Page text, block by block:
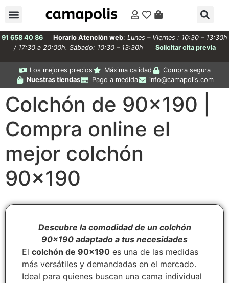
91 658 40 86 Horario Atención web: Lunes – Viernes : 10:30 – 13:30h
/ 17:30 a 20:00h. Sábado: 10:30 – 13:30h
Solicitar cita previa
Los mejores precios Máxima calidad
Compra segura
Nuestras tiendas
Pago a medida info@camapolis.com
Colchón de 90×190 |
Compra online el
mejor colchón
90×190
Descubre la comodidad de un colchón
90x190 adaptado a tus necesidades
El colchón de 90×190 es una de las medidas
más versátiles y demandadas en el mercado.
Ideal para quienes buscan una cama individual